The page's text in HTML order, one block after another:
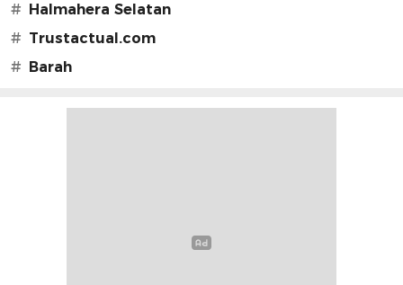
#
Halmahera Selatan
# Trustactual.com
#
Barah